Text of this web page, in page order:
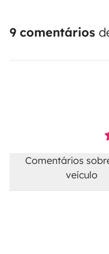
9 comentários
Comentários
veículo